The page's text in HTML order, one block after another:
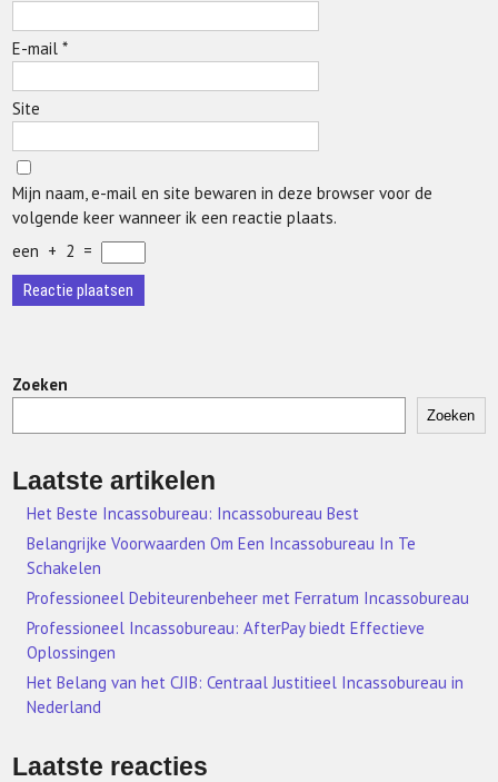
E-mail*
Site
Mijn naam, e-mail en site bewaren in deze browser voor de
volgende keer wanneer ik een reactie plaats.
een + 2 =
Zoeken
Zoeken
Laatste artikelen
Het Beste Incassobureau: Incassobureau Best
Belangrijke Voorwaarden Om Een Incassobureau In Te
Schakelen
Professioneel Debiteurenbeheer met Ferratum Incassobureau
Professioneel Incassobureau: AfterPay biedt Effectieve
Oplossingen
Het Belang van het CJIB: Centraal Justitieel Incassobureau in
Nederland
Laatste reacties